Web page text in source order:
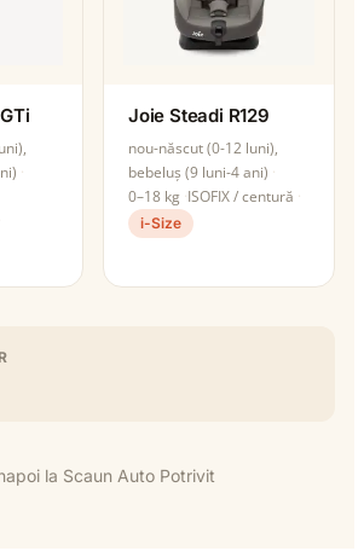
Joie Steadi R129
nou-născut (0-12 luni),
bebeluș (9 luni-4 ani)
0–18 kg ISOFIX / centură
i-Size
la Scaun Auto Potrivit